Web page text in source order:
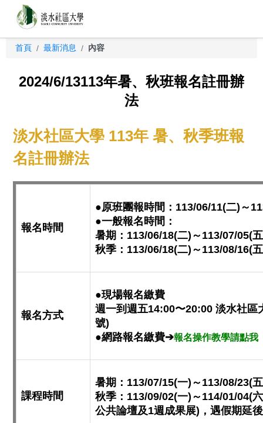
首頁 / 最新消息 / 內容
2024/6/13113年暑、秋班報名註冊辦
法
淡水社區大學 113年 暑、秋季班報
名註冊辦法
報名時間
●原班團報時間：113/06/11(二)～
●一般報名時間：
暑期：113/06/18(二)～113/07/05(
秋季：113/06/18(二)～113/08/16(
報名方式
●現場報名繳費
週一到週五14:00〜20:00 淡水社區
號)
●網路報名繳費➔報名操作教學請點我
課程時間
暑期：113/07/15(一)～113/08/23(
秋季：113/09/02(一)～114/01/04(
公共論壇及1週成果展)，遇假期延